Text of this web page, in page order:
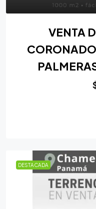
VENTA
DESTACADA